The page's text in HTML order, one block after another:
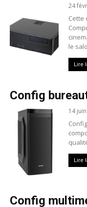
24
Cette
le
Lire
Config
14
Lire
Config